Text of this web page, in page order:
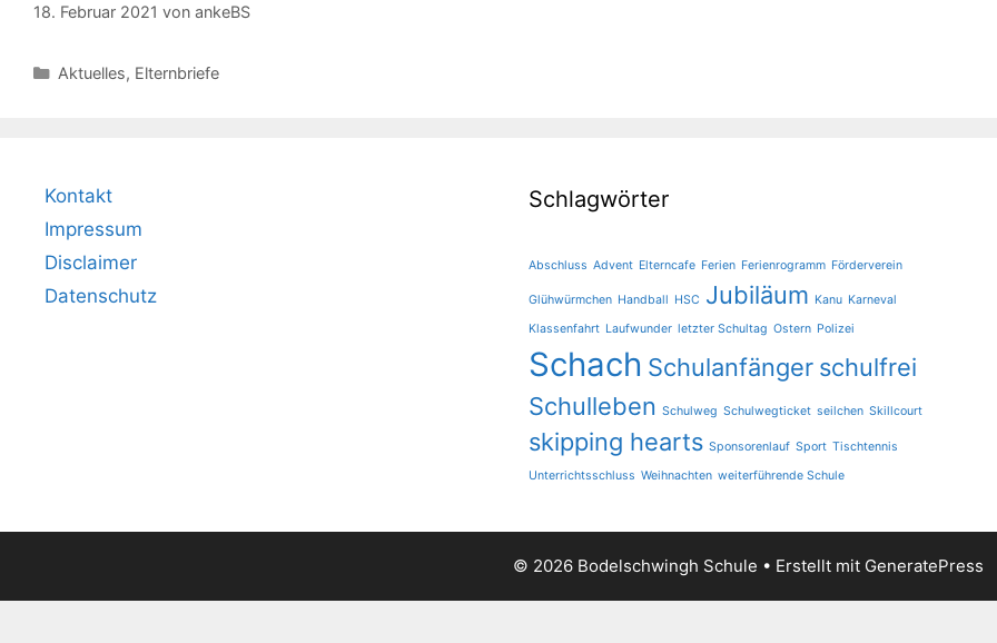
18. Februar 2021 von ankeBS
Kategorien
Aktuelles, Elternbriefe
Kontakt
Impressum
Disclaimer
Datenschutz
Schlagwörter
Abschluss Advent Elterncafe Ferien Ferienrogramm Förderverein
Glühwürmchen Handball HSC Jubiläum Kanu Karneval
Klassenfahrt Laufwunder letzter Schultag Ostern Polizei
Schach Schulanfänger schulfrei
Schulleben Schulweg Schulwegticket seilchen Skillcourt
skipping hearts Sponsorenlauf Sport Tischtennis
Unterrichtsschluss Weihnachten weiterführende Schule
© 2026 Bodelschwingh Schule • Erstellt mit GeneratePress